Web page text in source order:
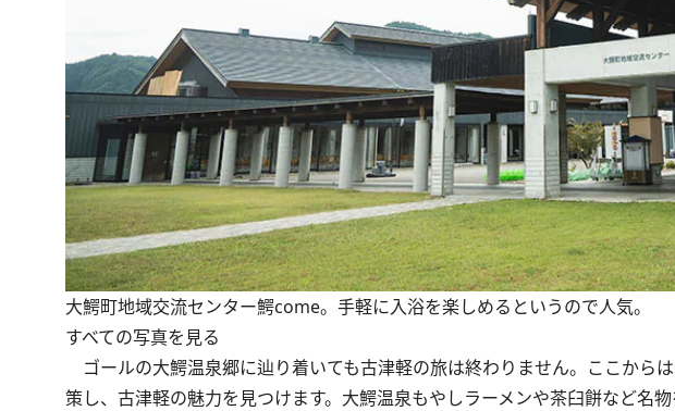
大鰐町地域交流センター鰐come。手軽に入浴を楽しめるというので人気。
すべての写真を見る
ゴールの大鰐温泉郷に辿り着いても古津軽の旅は終わりません。ここから
策し、古津軽の魅力を見つけます。大鰐温泉もやしラーメンや茶臼餅など名